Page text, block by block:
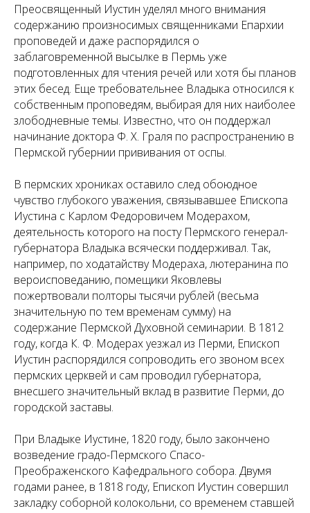
Преосвященный Иустин уделял много внимания
содержанию произносимых священниками Епархии
проповедей и даже распорядился о
заблаговременной высылке в Пермь уже
подготовленных для чтения речей или хотя бы планов
этих бесед. Еще требовательнее Владыка относился к
собственным проповедям, выбирая для них наиболее
злободневные темы. Известно, что он поддержал
начинание доктора Ф. Х. Граля по распространению в
Пермской губернии прививания от оспы.
В пермских хрониках оставило след обоюдное
чувство глубокого уважения, связывавшее Епископа
Иустина с Карлом Федоровичем Модерахом,
деятельность которого на посту Пермского генерал-
губернатора Владыка всячески поддерживал. Так,
например, по ходатайству Модераха, лютеранина по
вероисповеданию, помещики Яковлевы
пожертвовали полторы тысячи рублей (весьма
значительную по тем временам сумму) на
содержание Пермской Духовной семинарии. В 1812
году, когда К. Ф. Модерах уезжал из Перми, Епископ
Иустин распорядился сопроводить его звоном всех
пермских церквей и сам проводил губернатора,
внесшего значительный вклад в развитие Перми, до
городской заставы.
При Владыке Иустине, 1820 году, было закончено
возведение градо-Пермского Спасо-
Преображенского Кафедрального собора. Двумя
годами ранее, в 1818 году, Епископ Иустин совершил
закладку соборной колокольни, со временем ставшей